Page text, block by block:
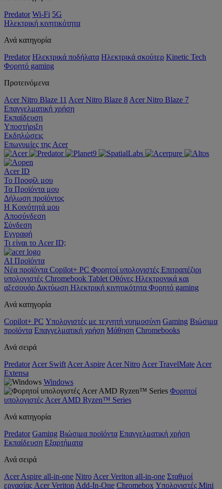
Predator Wi-Fi 5G
Ηλεκτρική κινητικότητα
Ανά κατηγορία
Predator Ηλεκτρικά ποδήλατα Ηλεκτρικά σκούτερ Kinetic Tech
Φορητό gaming
Προτεινόμενα
Acer Nitro Blaze 11 Acer Nitro Blaze 8 Acer Nitro Blaze 7
Επαγγελματική χρήση
Εκπαίδευση
Υποστήριξη
Εκδηλώσεις
Επωνυμίες της Acer
Acer ID
Το Προφίλ μου
Τα Προϊόντα μου
Δήλωση προϊόντος
Η Κοινότητά μου
Αποσύνδεση
Σύνδεση
Εγγραφή
Τι είναι το Acer ID;
AI Προϊόντα
Νέα προϊόντα Copilot+ PC Φορητοί υπολογιστές Επιτραπέζιοι
υπολογιστές Chromebook Tablet Οθόνες Ηλεκτρονικά και
αξεσουάρ Δικτύωση Ηλεκτρική κινητικότητα Φορητό gaming
Ανά κατηγορία
Copilot+ PC Υπολογιστές με τεχνητή νοημοσύνη Gaming Βιώσιμα
προϊόντα Επαγγελματική χρήση Μάθηση Chromebooks
Ανά σειρά
Predator Acer Swift Acer Aspire Acer Nitro Acer TravelMate Acer
Extensa
Windows
Φορητοί
υπολογιστές Acer AMD Ryzen™ Series
Ανά κατηγορία
Predator Gaming Βιώσιμα προϊόντα Επαγγελματική χρήση
Εκπαίδευση Εξαρτήματα
Ανά σειρά
Acer Aspire all-in-one Nitro Acer Veriton all-in-one Σταθμοί
εργασίας Acer Veriton Add-In-One Chromebox Υπολογιστές Mini